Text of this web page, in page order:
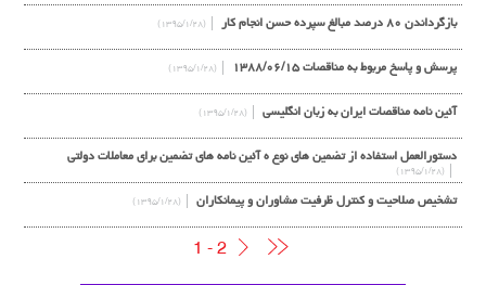
بازگرداندن ۸۰ درصد مبالغ سپرده حسن انجام کار (۱۳۹۵/۱/۲۸)
پرسش و پاسخ مربوط به مناقصات ۱۳۸۸/۰۶/۱۵ (۱۳۹۵/۱/۲۸)
آئین نامه مناقصات ایران به زبان انگلیسی (۱۳۹۵/۱/۲۸)
دستورالعمل استفاده از تضمین های نوع ه آئین نامه های تضمین برای معاملات دولتی
(۱۳۹۵/۱/۲۸)
تشخیص صلاحیت و کنترل ظرفیت مشاوران و پیمانکاران (۱۳۹۵/۱/۲۸)
1 - 2